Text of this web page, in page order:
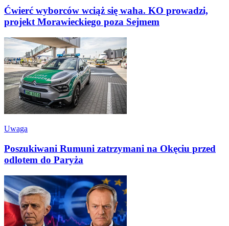
Ćwierć wyborców wciąż się waha. KO prowadzi,
projekt Morawieckiego poza Sejmem
Uwaga
Poszukiwani Rumuni zatrzymani na Okęciu przed
odlotem do Paryża